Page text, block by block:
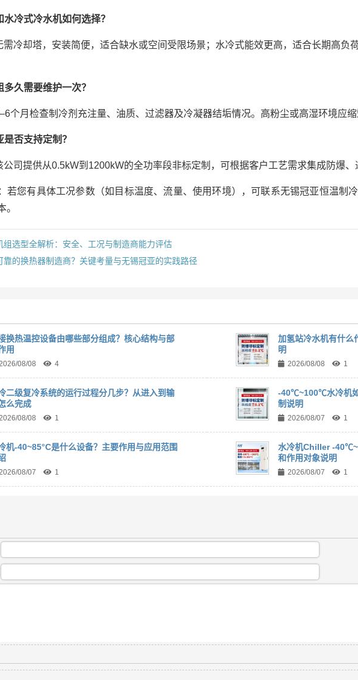
冷式冷水机如何选择？
需冷却塔，安装简便，适合缺水或空间受限场景；水冷式能效更高，适合长期高负
久需要维护一次？
个月检查制冷剂充注量、油质、过滤器及冷凝器结垢情况。高粉尘或高湿环境应缩
否支持定制？
公司提供从0.5kW到1200kW的全功率段非标定制，可根据客户工艺需求集成防爆、
若您有具体工况参数（如目标温度、流量、使用环境），可联系无锡冠亚恒温制
。
组选型全解析：安全、工况与制造商能力评估
靠的换热器制造商？关键考量与无锡冠亚的实践路径
换热温控设备由哪些部分组成？核心结构与部
用
2026/08/08 4
加氢站冷水机有什么
明
2026/08/08 1
二级复冷系统的运行过程分几步？从进入到输
么完成
2026/08/08 1
-40℃~100℃水冷机
制说明
2026/08/07 1
机-40~85°C是什么设备？主要作用与应用范围
2026/08/07 1
水冷机Chiller -
和作用对象说明
2026/08/07 1